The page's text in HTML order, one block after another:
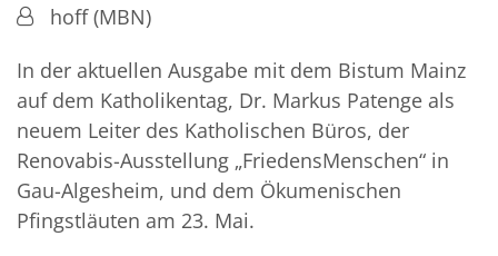
Von:hoff (MBN)
In der aktuellen Ausgabe mit dem Bistum Mainz
auf dem Katholikentag, Dr. Markus Patenge als
neuem Leiter des Katholischen Büros, der
Renovabis-Ausstellung „FriedensMenschen“ in
Gau-Algesheim, und dem Ökumenischen
Pfingstläuten am 23. Mai.